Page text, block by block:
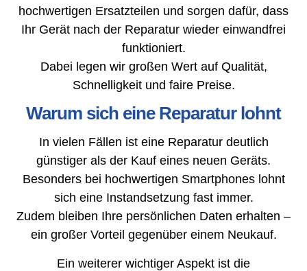
hochwertigen Ersatzteilen und sorgen dafür, dass
Ihr Gerät nach der Reparatur wieder einwandfrei
funktioniert.
Dabei legen wir großen Wert auf Qualität,
Schnelligkeit und faire Preise.
Warum sich eine Reparatur lohnt
In vielen Fällen ist eine Reparatur deutlich
günstiger als der Kauf eines neuen Geräts.
Besonders bei hochwertigen Smartphones lohnt
sich eine Instandsetzung fast immer.
Zudem bleiben Ihre persönlichen Daten erhalten –
ein großer Vorteil gegenüber einem Neukauf.
Ein weiterer wichtiger Aspekt ist die